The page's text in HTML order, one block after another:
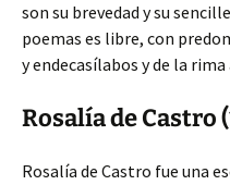
son su brevedad y su
poemas es libre, con
y endecasílabos y de la
Rosalía de Castro
Rosalía de Castro fue una